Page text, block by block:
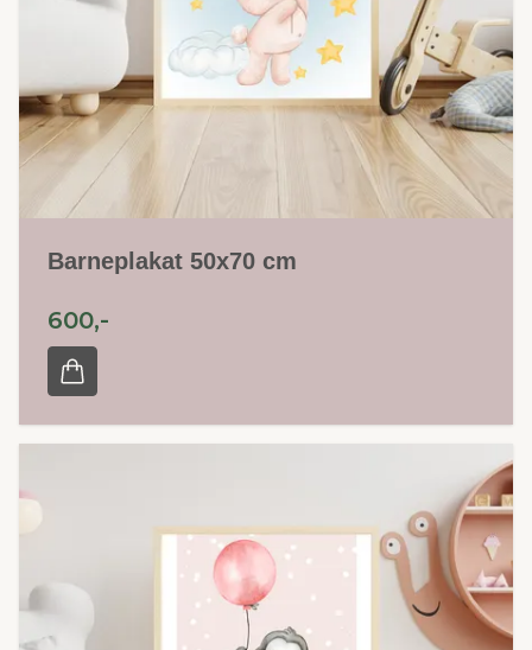
Barneplakat 50x70 cm
600,-